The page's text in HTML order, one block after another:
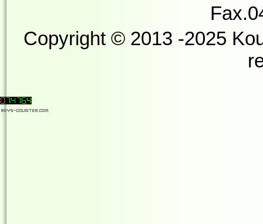
Copyright © 2013 -2025